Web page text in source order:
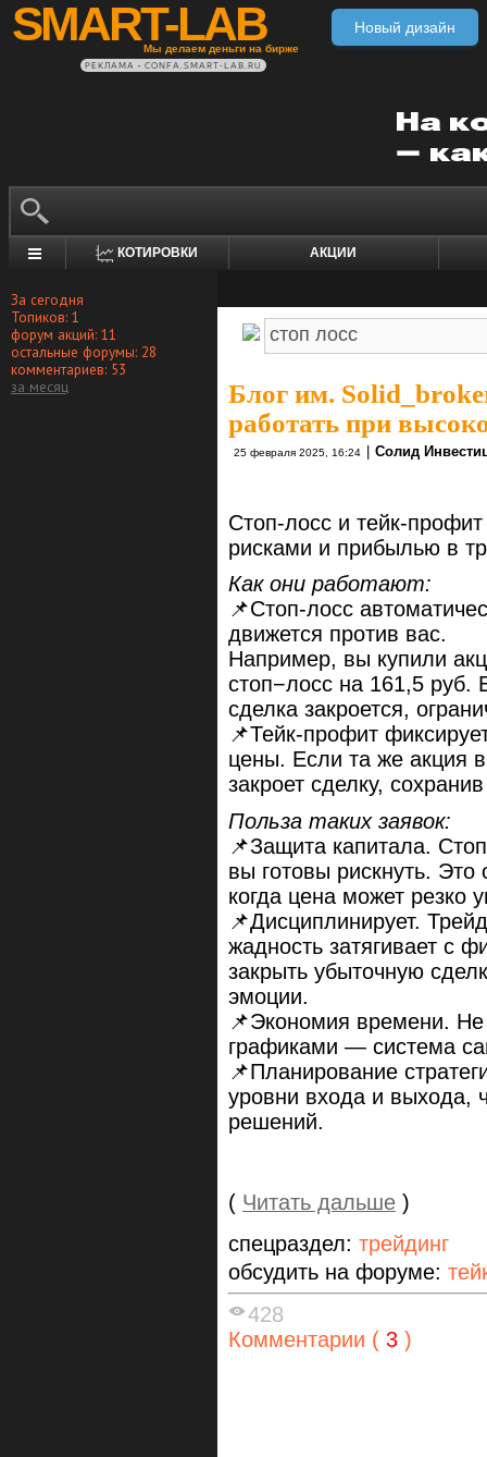
SMART-LAB
Мы делаем деньги на бирже
Новый дизайн
РЕКЛАМА • CONFA.SMART-LAB.RU
КОТИРОВКИ АКЦИИ
За сегодня
Топиков: 1
форум акций: 11
остальные форумы: 28
комментариев: 53
за месяц
Блог им.
работать при
25 февраля 2025, 16:24 Солид
Стоп-лосс и тейк-
рисками и прибылью в
Как они работают:
📌Стоп-лосс
движется против вас.
Например, вы купили
стоп−лосс на 161,5 руб.
сделка закроется,
📌Тейк-профит
цены. Если та же акция
закроет сделку,
Польза таких заявок:
📌Защита капитала.
вы готовы рискнуть.
когда цена может резко
📌Дисциплинирует.
жадность затягивает с
закрыть убыточную
эмоции.
📌Экономия времени. Не
графиками — система
📌Планирование
уровни входа и выхода,
решений.
( Читать дальше )
спецраздел: трейдинг
обсудить на форуме:
428
Комментарии ( 3 )